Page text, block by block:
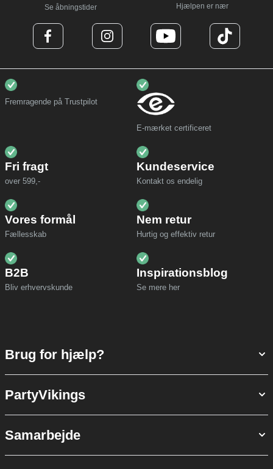
Se åbningstider Hjælpen er nær
Fremragende på Trustpilot
E-mærket certificeret
Fri fragt
over 599,-
Kundeservice
Kontakt os endelig
Vores formål
Fællesskab
Nem retur
Hurtig og effektiv retur
B2B
Bliv erhvervskunde
Inspirationsblog
Se mere her
Brug for hjælp?
PartyVikings
Samarbejde